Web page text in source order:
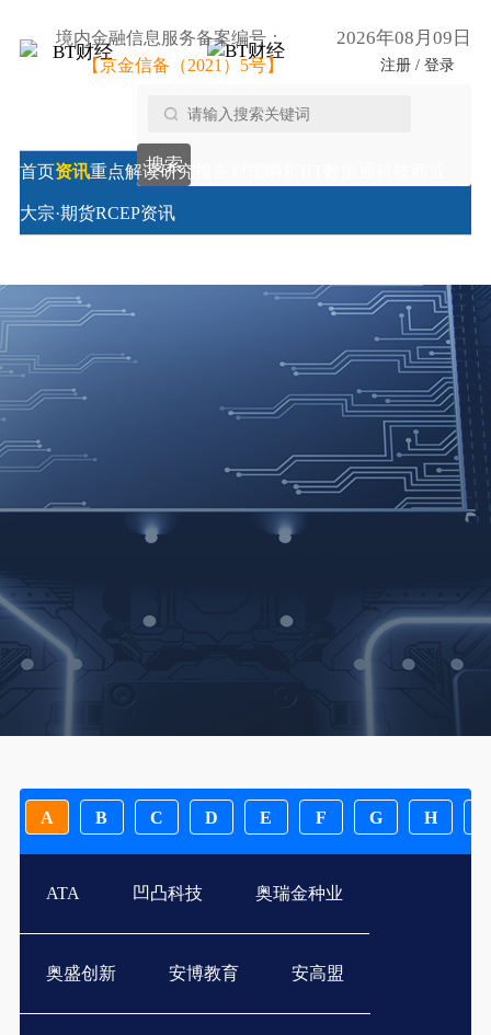
境内金融信息服务备案编号：
【京金信备（2021）5号】
2026年08月09日
注册 / 登录
搜索
首页资讯重点解读研究报告
大宗·期货RCEP资讯
A B C D E F G H
ATA 凹凸科技 奥瑞金种业
奥盛创新 安博教育 安高盟